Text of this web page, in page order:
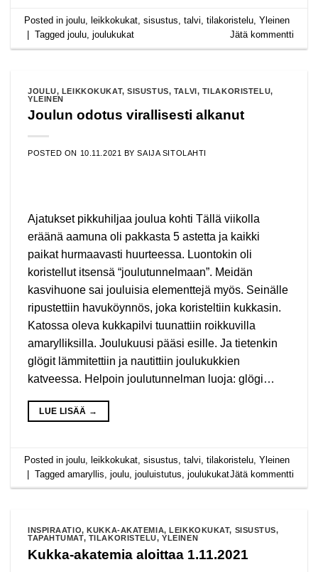
Posted injoulu leikkokukat ,sisustus ,talvi ,tilakoristelu ,Yleinen
Taggedjoulu ,joulukukat Jätä kommentti
JOULU, LEIKKOKUKAT,SISUSTUS, TALVI, TILAKORISTELU,
YLEINEN
Joulun odotus virallisesti alkanut
POSTED ON 10.11.2021 BYSAIJA SITOLAHTI
Ajatukset pikkuhiljaa joulua kohti Tällä viikolla
eräänä aamuna oli pakkasta 5 astetta ja kaikki
paikat hurmaavasti huurteessa. Luontokin oli
koristellut itsensä “joulutunnelmaan”. Meidän
kasvihuone sai jouluisia elementtejä myös. Seinälle
ripustettiin havuköynnös, joka koristeltiin kukkasin.
Katossa oleva kukkapilvi tuunattiin roikkuvilla
amarylliksilla. Joulukuusi pääsi esille. Ja tietenkin
glögit lämmitettiin ja nautittiin joulukukkien
katveessa. Helpoin joulutunnelman luoja: glögi…
LUE LISÄÄ →
Posted injoulu ,leikkokukat ,sisustus ,talvi ,tilakoristelu ,Yleinen
| Taggedamaryllis ,joulu ,jouluistutus ,joulukukatJätä kommentti
INSPIRAATIO, KUKKA-AKATEMIA, LEIKKOKUKAT, SISUSTUS,
TAPAHTUMAT, TILAKORISTELU,YLEINEN
Kukka-akatemia aloittaa 1.11.2021